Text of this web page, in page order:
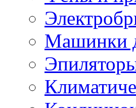
Машинки